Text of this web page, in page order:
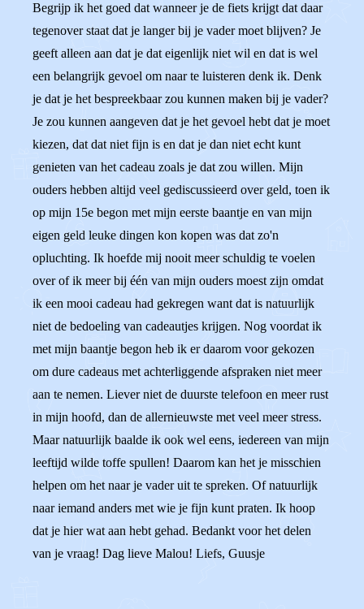
Begrijp ik het goed dat wanneer je de fiets krijgt dat daar
tegenover staat dat je langer bij je vader moet blijven? Je
geeft alleen aan dat je dat eigenlijk niet wil en dat is wel
een belangrijk gevoel om naar te luisteren denk ik. Denk
je dat je het bespreekbaar zou kunnen maken bij je vader?
Je zou kunnen aangeven dat je het gevoel hebt dat je moet
kiezen, dat dat niet fijn is en dat je dan niet echt kunt
genieten van het cadeau zoals je dat zou willen. Mijn
ouders hebben altijd veel gediscussieerd over geld, toen ik
op mijn 15e begon met mijn eerste baantje en van mijn
eigen geld leuke dingen kon kopen was dat zo'n
opluchting. Ik hoefde mij nooit meer schuldig te voelen
over of ik meer bij één van mijn ouders moest zijn omdat
ik een mooi cadeau had gekregen want dat is natuurlijk
niet de bedoeling van cadeautjes krijgen. Nog voordat ik
met mijn baantje begon heb ik er daarom voor gekozen
om dure cadeaus met achterliggende afspraken niet meer
aan te nemen. Liever niet de duurste telefoon en meer rust
in mijn hoofd, dan de allernieuwste met veel meer stress.
Maar natuurlijk baalde ik ook wel eens, iedereen van mijn
leeftijd wilde toffe spullen! Daarom kan het je misschien
helpen om het naar je vader uit te spreken. Of natuurlijk
naar iemand anders met wie je fijn kunt praten. Ik hoop
dat je hier wat aan hebt gehad. Bedankt voor het delen
van je vraag! Dag lieve Malou! Liefs, Guusje